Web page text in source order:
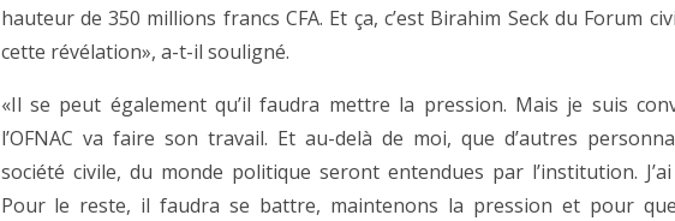
hauteur de 350 millions francs CFA. Et ça, c’est Birahim Seck du Forum
cette révélation», a-t-il souligné.
«Il se peut également qu’il faudra mettre la pression. Mais je suis
l’OFNAC va faire son travail. Et au-delà de moi, que d’autres
société civile, du monde politique seront entendues par l’institution. J’ai
Pour le reste, il faudra se battre, maintenons la pression et pour que